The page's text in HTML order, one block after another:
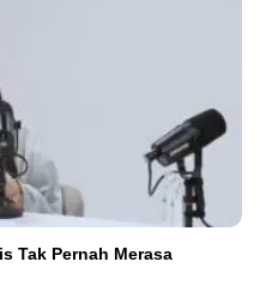
Tak Pernah Merasa